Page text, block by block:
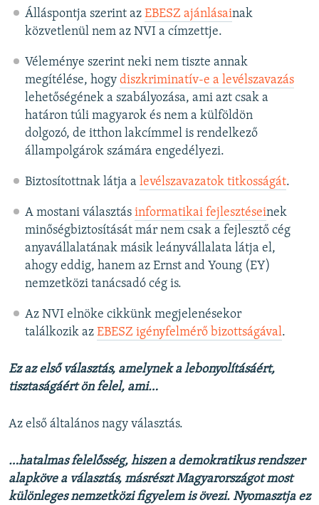
Álláspontja szerint az EBESZ ajánlásainak
közvetlenül nem az NVI a címzettje.
Véleménye szerint neki nem tiszte annak
megítélése, hogy diszkriminatív-e a levélszavazás
lehetőségének a szabályozása, ami azt csak a
határon túli magyarok és nem a külföldön
dolgozó, de itthon lakcímmel is rendelkező
állampolgárok számára engedélyezi.
Biztosítottnak látja a levélszavazatok titkosságát.
A mostani választás informatikai fejlesztéseinek
minőségbiztosítását már nem csak a fejlesztő cég
anyavállalatának másik leányvállalata látja el,
ahogy eddig, hanem az Ernst and Young (EY)
nemzetközi tanácsadó cég is.
Az NVI elnöke cikkünk megjelenésekor
találkozik az EBESZ igényfelmérő bizottságával.
Ez az első választás, amelynek a lebonyolításáért,
tisztaságáért ön felel, ami…
Az első általános nagy választás.
…hatalmas felelősség, hiszen a demokratikus rendszer
alapköve a választás, másrészt Magyarországot most
különleges nemzetközi figyelem is övezi. Nyomasztja ez